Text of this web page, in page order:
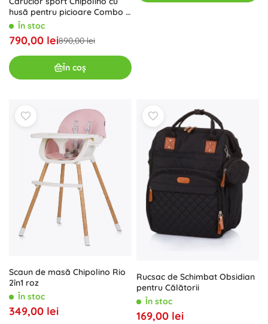
husă pentru picioare Combo –
RoseÎn stoc
790,00 lei890,00 lei
În coș
Scaun de masă Chipolino Rio
2în1 roz
În stoc
349,00 lei
Rucsac de Schimbat Obsidian
pentru Călătorii
În stoc
169,00 lei